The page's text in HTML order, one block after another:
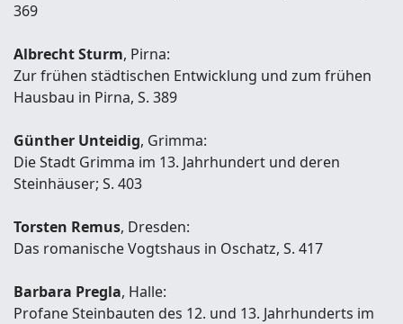
369
Albrecht Sturm, Pirna:
Zur frühen städtischen Entwicklung und zum frühen
Hausbau in Pirna, S. 389
Günther Unteidig, Grimma:
Die Stadt Grimma im 13. Jahrhundert und deren
Steinhäuser; S. 403
Torsten Remus, Dresden:
Das romanische Vogtshaus in Oschatz, S. 417
Barbara Pregla, Halle:
Profane Steinbauten des 12. und 13. Jahrhunderts im